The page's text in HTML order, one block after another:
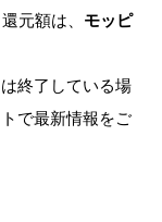
元額は、 モッピ
終了している場
で最新情報をご